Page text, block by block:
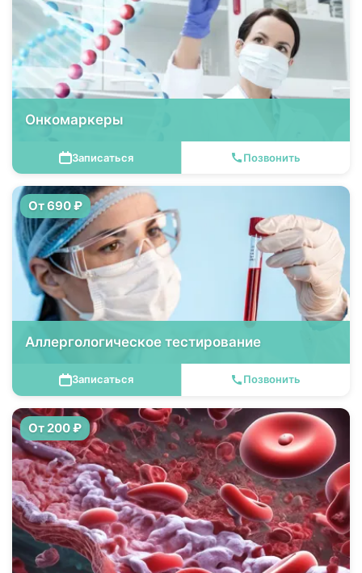
Онкомаркеры
Записаться Позвонить
От 690 ₽
Аллергологическое тестирование
Записаться Позвонить
От 200 ₽